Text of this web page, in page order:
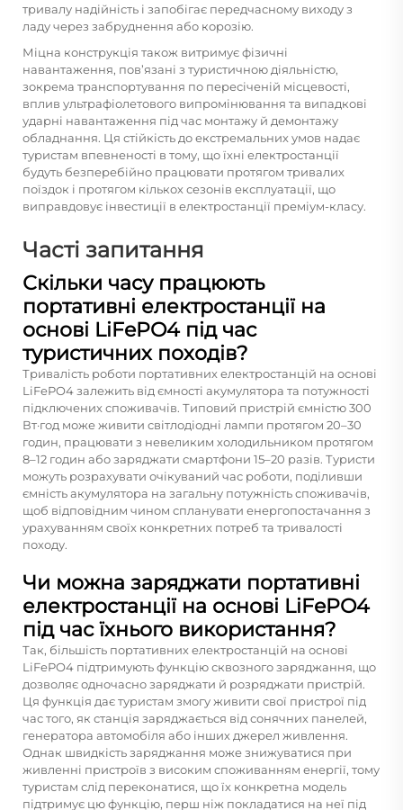
тривалу надійність і запобігає передчасному виходу з
ладу через забруднення або корозію.
Міцна конструкція також витримує фізичні
навантаження, пов’язані з туристичною діяльністю,
зокрема транспортування по пересіченій місцевості,
вплив ультрафіолетового випромінювання та випадкові
ударні навантаження під час монтажу й демонтажу
обладнання. Ця стійкість до екстремальних умов надає
туристам впевненості в тому, що їхні електростанції
будуть безперебійно працювати протягом тривалих
поїздок і протягом кількох сезонів експлуатації, що
виправдовує інвестиції в електростанції преміум-класу.
Часті запитання
Скільки часу працюють
портативні електростанції на
основі LiFePO4 під час
туристичних походів?
Тривалість роботи портативних електростанцій на основі
LiFePO4 залежить від ємності акумулятора та потужності
підключених споживачів. Типовий пристрій ємністю 300
Вт·год може живити світлодіодні лампи протягом 20–30
годин, працювати з невеликим холодильником протягом
8–12 годин або заряджати смартфони 15–20 разів. Туристи
можуть розрахувати очікуваний час роботи, поділивши
ємність акумулятора на загальну потужність споживачів,
щоб відповідним чином спланувати енергопостачання з
урахуванням своїх конкретних потреб та тривалості
походу.
Чи можна заряджати портативні
електростанції на основі LiFePO4
під час їхнього використання?
Так, більшість портативних електростанцій на основі
LiFePO4 підтримують функцію сквозного заряджання, що
дозволяє одночасно заряджати й розряджати пристрій.
Ця функція дає туристам змогу живити свої пристрої під
час того, як станція заряджається від сонячних панелей,
генератора автомобіля або інших джерел живлення.
Однак швидкість заряджання може знижуватися при
живленні пристроїв з високим споживанням енергії, тому
туристам слід переконатися, що їх конкретна модель
підтримує цю функцію, перш ніж покладатися на неї під